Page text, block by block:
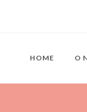
HOME O